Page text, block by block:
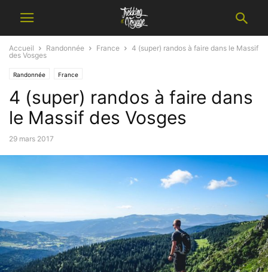
Accueil Randonnée France
4 (super) randos à faire dans le Massif
des Vosges
Randonnée France
4 (super) randos à faire dans
le Massif des Vosges
29 mars 2017